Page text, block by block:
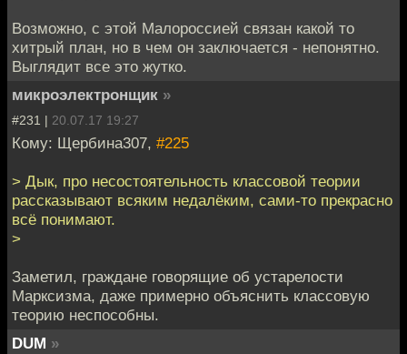
Возможно, с этой Малороссией связан какой то
хитрый план, но в чем он заключается - непонятно.
Выглядит все это жутко.
микроэлектронщик »
#231 | 20.07.17 19:27
Кому: Щербина307, #225
> Дык, про несостоятельность классовой теории
рассказывают всяким недалёким, сами-то прекрасно
всё понимают.
>
Заметил, граждане говорящие об устарелости
Марксизма, даже примерно объяснить классовую
теорию неспособны.
DUM »